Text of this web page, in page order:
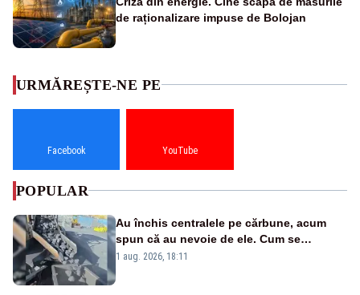
de raționalizare impuse de Bolojan
URMĂREȘTE-NE PE
Facebook YouTube
POPULAR
Au închis centralele pe cărbune, acum
spun că au nevoie de ele. Cum se
pasează vina în plină criză energetică
1 aug. 2026, 18:11